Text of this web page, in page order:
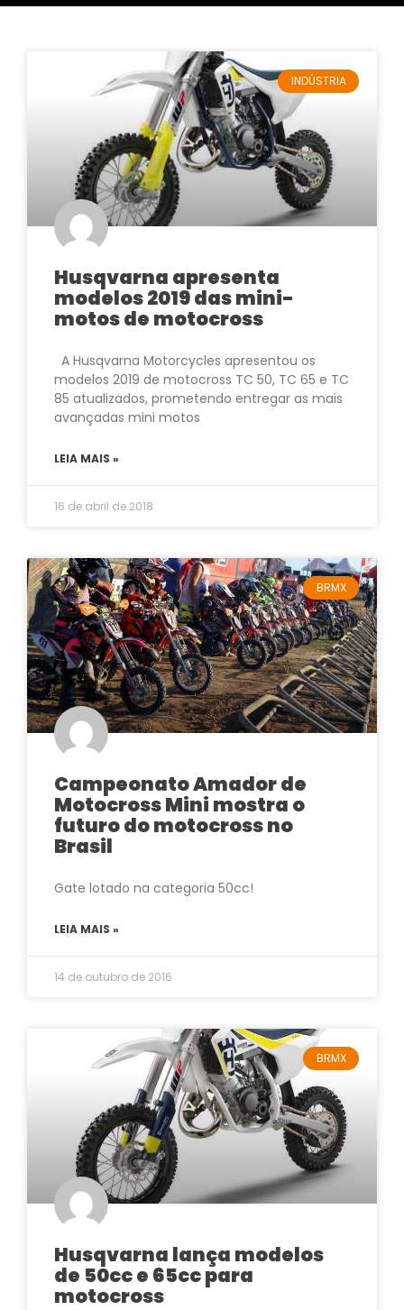
INDÚSTRIA
Husqvarna apresenta
modelos 2019 das mini-
motos de motocross
A Husqvarna Motorcycles apresentou os
modelos 2019 de motocross TC 50, TC 65 e TC
85 atualizados, prometendo entregar as mais
avançadas mini motos
LEIA MAIS »
16 de abril de 2018
BRMX
Campeonato Amador de
Motocross Mini mostra o
futuro do motocross no
Brasil
Gate lotado na categoria 50cc!
LEIA MAIS »
14 de outubro de 2016
BRMX
Husqvarna lança modelos
de 50cc e 65cc para
motocross